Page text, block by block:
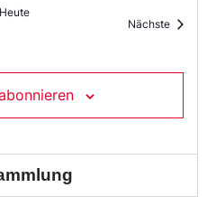
Heute
Nächste